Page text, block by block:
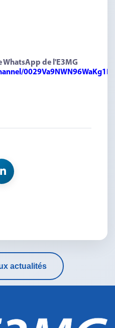
WhatsApp de l'E3MG
actualités